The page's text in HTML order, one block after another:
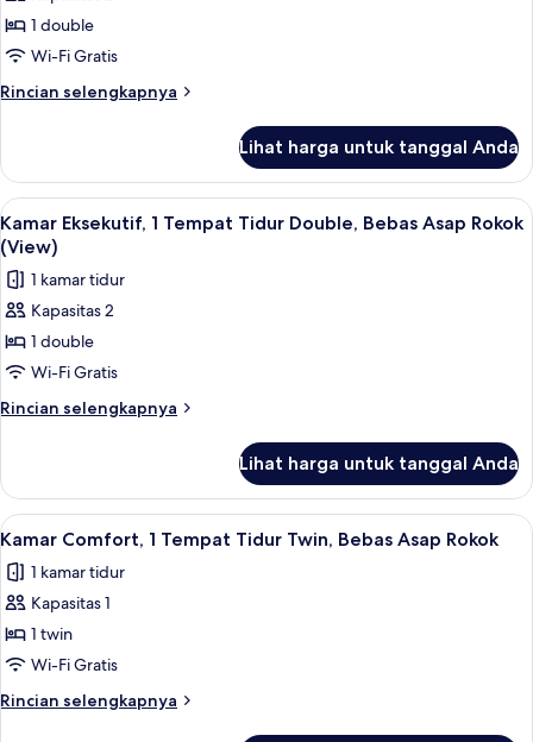
Kamar
Comfort,
1
Tempat
Double,
Bebas
Asap
Rokok
1 double
Wi-Fi Gratis
Rincian selengkapnya
Rincian
Kamar
Comfort,
1
Tempat
Tidur
Double,
Bebas
Rokok
Lihat harga untuk tanggal Anda
Lihat
semua
foto
untuk
Kamar
Eksekutif,
1
Tempat
Bebas
Asap
Rokok
(View)
Kamar Eksekutif, 1 Tempat Tidur
9
Kamar Eksekutif, 1 Tempat Tidur Double, Bebas Asap Rokok
(View)
1 kamar tidur
Kapasitas 2
1 double
Wi-Fi Gratis
Rincian selengkapnya
Rincian
Kamar
Eksekutif,
1
Tidur
Double,
Asap
Rokok
Lihat harga untuk tanggal Anda
Lihat
semua
foto
untuk
Kamar
Comfort,
1
Tempat
Kamar Comfort, 1 Tempat Tidur
6
Kamar Comfort, 1 Tempat Tidur Twin, Bebas Asap Rokok
1 kamar tidur
Kapasitas 1
1 twin
Wi-Fi Gratis
Rincian selengkapnya
Rincian